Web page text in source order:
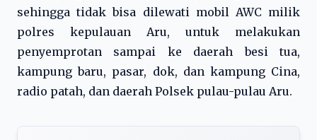
sehingga tidak bisa dilewati mobil AWC milik
polres kepulauan Aru, untuk melakukan
penyemprotan sampai ke daerah besi tua,
kampung baru, pasar, dok, dan kampung Cina,
radio patah, dan daerah Polsek pulau-pulau Aru.